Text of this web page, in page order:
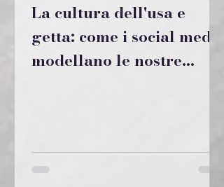
La cultura dell'usa e
getta: come i social media
modellano le nostre